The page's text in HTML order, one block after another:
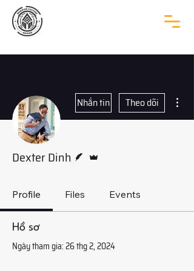
Nhắn tin Theo dõi
Dexter Dinh
Profile Files Events
Hồ sơ
Ngày tham gia: 26 thg 2, 2024